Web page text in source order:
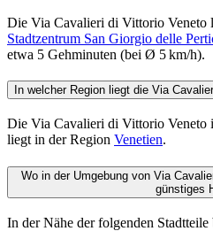
Die Via Cavalieri di Vittorio
Stadtzentrum San Giorgio delle
etwa 5 Gehminuten (bei Ø 5 km/h).
In welcher Region liegt die Via
Die Via Cavalieri di Vittorio Veneto
liegt in der Region Venetien.
Wo in der Umgebung von Via
günstiges
In der Nähe der folgenden